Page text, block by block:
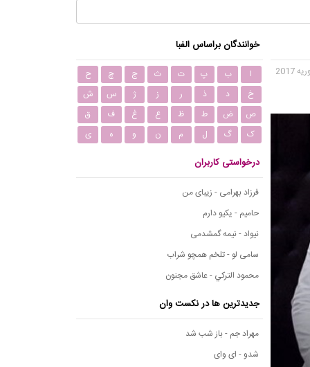
خوانندگان براساس الفبا
ا ب پ ت ث ج چ
ح
خ
د ذ ر ز ژ س
ش
ص
ض ط ظ ع غ ف
ق
ک
گ ل م ن و ه ی
درخواستی کاربران
فرزاد بهرامی - زیبای من
حامیم - یکیو دارم
نیواد - نیمه گمشدمی
سامی لو - تلخم همچو شراب
محمود التركي - عاشق مجنون
جدیدترین ها در نکست وان
مهراد جم - باز شب شد
شدو - ای وای